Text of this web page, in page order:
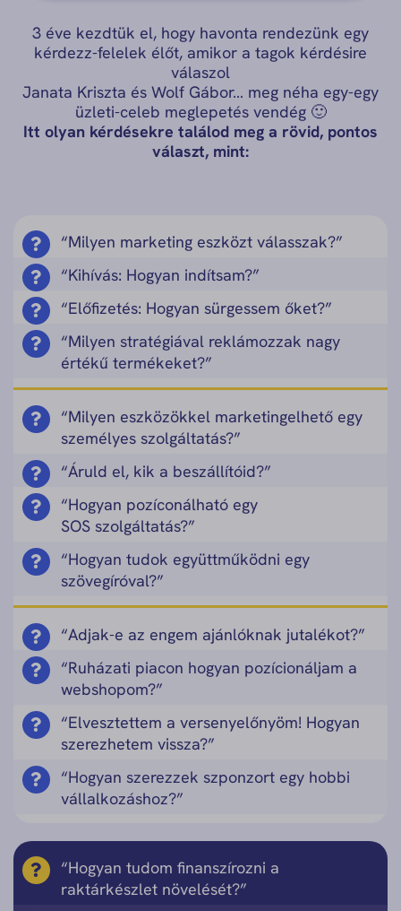
3 éve kezdtük el, hogy havonta rendezünk egy
kérdezz-felelek élőt, amikor a tagok kérdésire
válaszol
Janata Kriszta és Wolf Gábor… meg néha egy-egy
üzleti-celeb meglepetés vendég 🙂
Itt olyan kérdésekre találod meg a rövid, pontos
választ, mint:
“Milyen marketing eszközt válasszak?”
“Kihívás: Hogyan indítsam?”
“Előfizetés: Hogyan sürgessem őket?”
“Milyen stratégiával reklámozzak nagy
értékű termékeket?”
“Milyen eszközökkel marketingelhető egy
személyes szolgáltatás?”
“Áruld el, kik a beszállítóid?”
“Hogyan pozíconálható egy
SOS szolgáltatás?”
“Hogyan tudok együttműködni egy
szövegíróval?”
“Adjak-e az engem ajánlóknak jutalékot?”
“Ruházati piacon hogyan pozícionáljam a
webshopom?”
“Elvesztettem a versenyelőnyöm! Hogyan
szerezhetem vissza?”
“Hogyan szerezzek szponzort egy hobbi
vállalkozáshoz?”
“Hogyan tudom finanszírozni a
raktárkészlet növelését?”